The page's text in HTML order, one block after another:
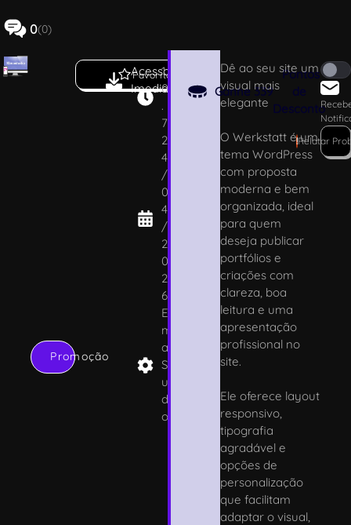
0(0)
Promoção
Favoritar
Acesso
Imediato
1.
0
.
7
2
4
/
0
4
/
2
0
2
6
El
m
a
St
u
di
o
Ganhe 339
Pontos
de
Desconto
Dê ao seu site um
visual mais
elegante
O Werkstatt é um
tema WordPress
com proposta
moderna e bem
organizada, ideal
para quem
deseja publicar
portfólios e
criações com
clareza, boa
leitura e uma
apresentação
profissional no
site.
Ele oferece layout
responsivo,
tipografia
agradável e
opções de
personalização
que facilitam
adaptar o visual,
!Relatar